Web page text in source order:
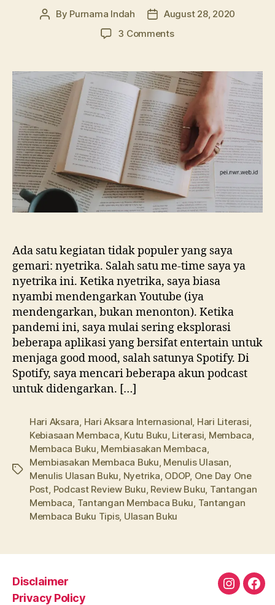
Post
By Purnama Indah
Post
date
August 28, 2020
3 Commentson
di
Era
Pandemi:
Berawal
dari
Mendengarkan
Podcast
Ada satu kegiatan tidak populer yang saya
gemari: nyetrika. Salah satu me-time saya ya
nyetrika ini. Ketika nyetrika, saya biasa
nyambi mendengarkan Youtube (iya
mendengarkan, bukan menonton). Ketika
pandemi ini, saya mulai sering eksplorasi
beberapa aplikasi yang bersifat entertain untuk
menjaga good mood, salah satunya Spotify. Di
Spotify, saya mencari beberapa akun podcast
untuk didengarkan. […]
Tags
Hari Aksara, Hari Aksara Internasional, Hari Literasi,
Kebiasaan Membaca, Kutu Buku, Literasi, Membaca,
Membaca Buku, Membiasakan Membaca,
Membiasakan Membaca Buku, Menulis Ulasan,
Menulis Ulasan Buku, Nyetrika, ODOP, One Day One
Post, Podcast Review Buku, Review Buku, Tantangan
Membaca, Tantangan Membaca Buku, Tantangan
Membaca Buku Tipis, Ulasan Buku
Disclaimer
Privacy Policy